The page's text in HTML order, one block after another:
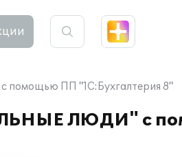
помощью ПП "1С:Бухгалтерия 8"
ЛЮДИ" с